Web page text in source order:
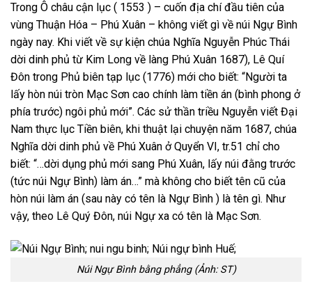
Trong Ô châu cận lục ( 1553 ) – cuốn địa chí đầu tiên của
vùng Thuận Hóa – Phú Xuân – không viết gì về núi Ngự Bình
ngày nay. Khi viết về sự kiện chúa Nghĩa Nguyễn Phúc Thái
dời dinh phủ từ Kim Long về làng Phú Xuân 1687), Lê Quí
Đôn trong Phủ biên tạp lục (1776) mới cho biết: “Người ta
lấy hòn núi tròn Mạc Sơn cao chính làm tiền án (bình phong ở
phía trước) ngôi phủ mới”. Các sử thần triều Nguyễn viết Đại
Nam thực lục Tiền biên, khi thuật lại chuyện năm 1687, chúa
Nghĩa dời dinh phủ về Phú Xuân ở Quyển VI, tr.51 chỉ cho
biết: “…dời dụng phủ mới sang Phú Xuân, lấy núi đằng trước
(tức núi Ngự Bình) làm án…” mà không cho biết tên cũ của
hòn núi làm án (sau này có tên là Ngự Bình ) là tên gì. Như
vậy, theo Lê Quý Đôn, núi Ngự xa có tên là Mạc Sơn.
Núi Ngự Bình bằng phẳng (Ảnh: ST)